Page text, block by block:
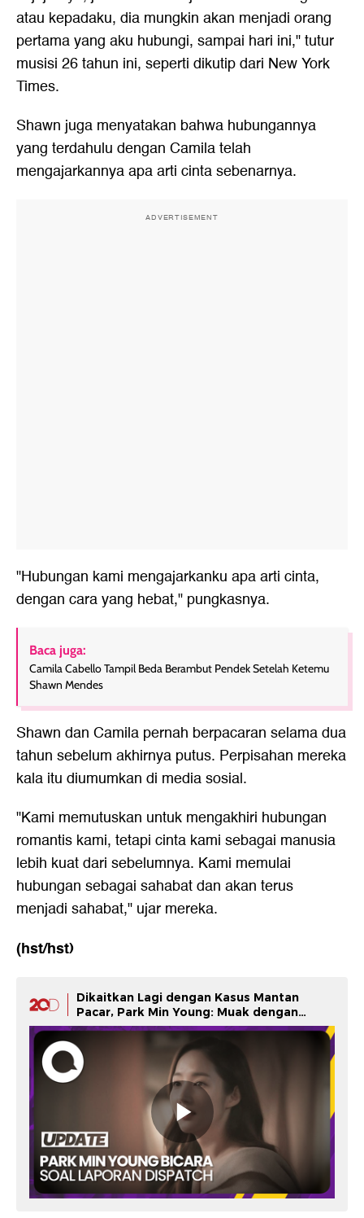
atau kepadaku, dia mungkin akan menjadi orang
pertama yang aku hubungi, sampai hari ini," tutur
musisi 26 tahun ini, seperti dikutip dari New York
Times.
Shawn juga menyatakan bahwa hubungannya
yang terdahulu dengan Camila telah
mengajarkannya apa arti cinta sebenarnya.
ADVERTISEMENT
"Hubungan kami mengajarkanku apa arti cinta,
dengan cara yang hebat," pungkasnya.
Baca juga:
Camila Cabello Tampil Beda Berambut Pendek Setelah Ketemu
Shawn Mendes
Shawn dan Camila pernah berpacaran selama dua
tahun sebelum akhirnya putus. Perpisahan mereka
kala itu diumumkan di media sosial.
"Kami memutuskan untuk mengakhiri hubungan
romantis kami, tetapi cinta kami sebagai manusia
lebih kuat dari sebelumnya. Kami memulai
hubungan sebagai sahabat dan akan terus
menjadi sahabat," ujar mereka.
(hst/hst)
Dikaitkan Lagi dengan Kasus Mantan
Pacar, Park Min Young: Muak dengan
Semuanya